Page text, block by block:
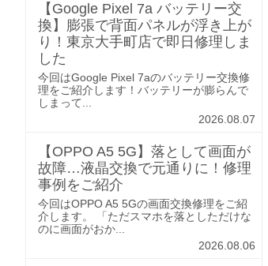
【Google Pixel 7a バッテリー交
換】膨張で背面パネルが浮き上が
り！東京大手町店で即日修理しま
した
今回はGoogle Pixel 7aのバッテリー交換修
理をご紹介します！バッテリーが膨らんで
しまって...
2026.08.07
【OPPO A5 5G】落として画面が
故障…液晶交換で元通りに！修理
事例をご紹介
今回はOPPO A5 5Gの画面交換修理をご紹
介します。 「ただスマホを落としただけな
のに画面がおか...
2026.08.06